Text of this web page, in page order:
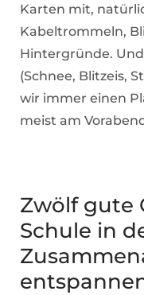
Karten mit,
Kabeltrommeln,
Hintergründe.
(Schnee, Blitzeis,
wir immer einen
meist am
Zwölf gute
Schule in